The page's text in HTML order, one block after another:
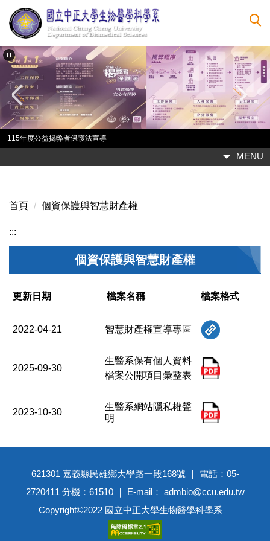
跳
到
主
要
內
容
區
115年度公益揭弊者保護法宣導
MENU
首頁 個資保護與智慧財產權
:::
個資保護與智慧財產權
更新日期 檔案名稱 檔案格式
2022-04-21 智慧財產權宣導專區
2025-09-30
生醫系保有個人資料
檔案公開項目彙整表
2023-10-30
生醫系網站隱私權聲
明
621301 嘉義縣民雄鄉大學路一段168號 ｜ 電話：05-
2720411 分機：61510 ｜ E-mail： admbio@ccu.edu.tw
Copyright©2022 國立中正大學生物醫學科學系